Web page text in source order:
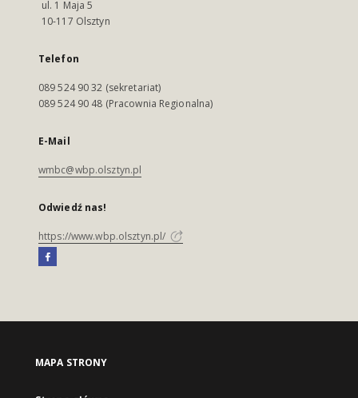
ul. 1 Maja 5
10-117 Olsztyn
Telefon
089 524 90 32 (sekretariat)
089 524 90 48 (Pracownia Regionalna)
E-Mail
wmbc@wbp.olsztyn.pl
Odwiedź nas!
https://www.wbp.olsztyn.pl/
MAPA STRONY